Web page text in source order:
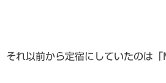
それ以前から定宿にしていたのは「